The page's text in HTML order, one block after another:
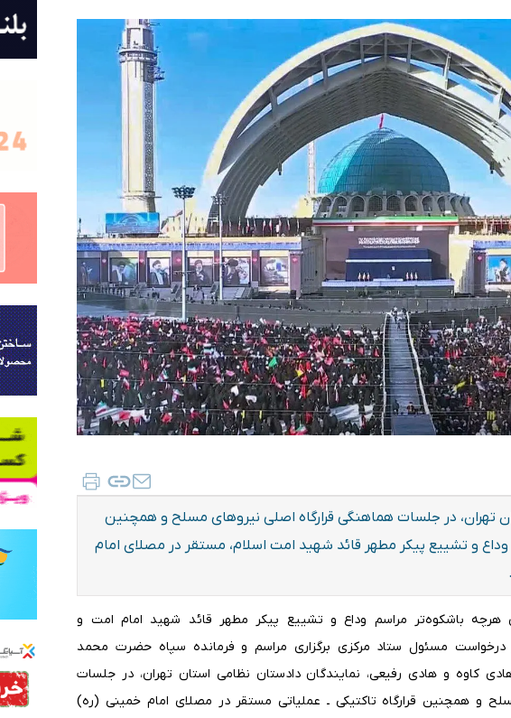
تهران، در جلسات هماهنگی قرارگاه اصلی نیرو‌های مسلح و همچنین
وداع و تشییع پیکر مطهر قائد شهید امت اسلام، مستقر در مصلای امام
هرچه باشکوه‌تر مراسم وداع و تشییع پیکر مطهر قائد شهید امام امت و
مسئول ستاد مرکزی برگزاری مراسم و فرمانده سپاه حضرت محمد
کاوه و هادی رفیعی، نمایندگان دادستان نظامی استان تهران، در جلسات
و همچنین قرارگاه تاکتیکی ـ عملیاتی مستقر در مصلای امام خمینی (ره)